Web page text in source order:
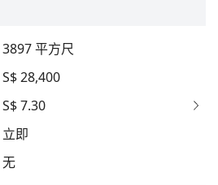
3897平方尺
S$ 28,400
S$ 7.30
立即
无